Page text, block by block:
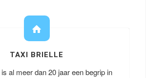
TAXI BRIELLE
is al meer dan 20 jaar een begrip in